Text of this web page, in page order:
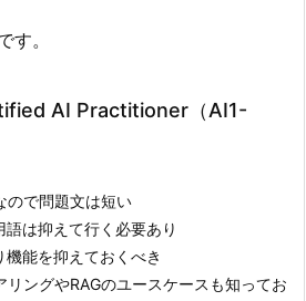
す。
AI Practitioner（AI1-
ので問題文は短い
は抑えて行く必要あり
能を抑えておくべき
リングやRAGのユースケースも知ってお